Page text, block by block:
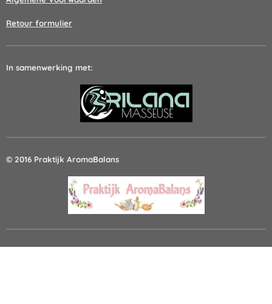
Retour formulier
In samenwerking met:
© 2016 Praktijk AromaBalans